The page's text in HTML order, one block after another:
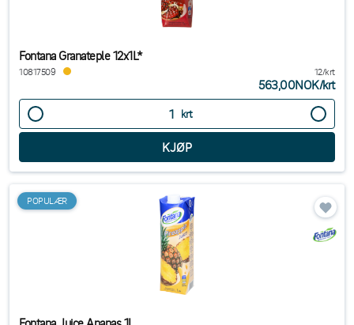
Fontana Granateple 12x1L*
10817509 12/krt
563,00NOK/krt
krt
POPULÆR